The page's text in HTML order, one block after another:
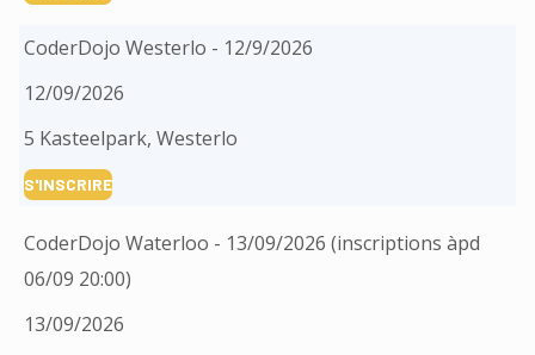
CoderDojo Westerlo - 12/9/2026
12/09/2026
5 Kasteelpark, Westerlo
S'INSCRIRE
CoderDojo Waterloo - 13/09/2026 (inscriptions àpd
06/09 20:00)
13/09/2026